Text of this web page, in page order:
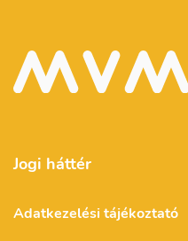
Jogi háttér
Adatkezelési tájékoztató